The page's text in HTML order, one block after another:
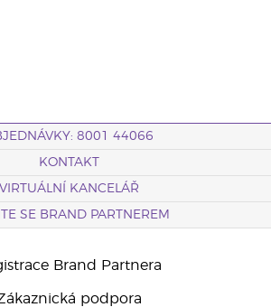
8001 44066
KONTAKT
VIRTUÁLNÍ KANCELÁŘ
SE BRAND PARTNEREM
Brand Partnera
podpora